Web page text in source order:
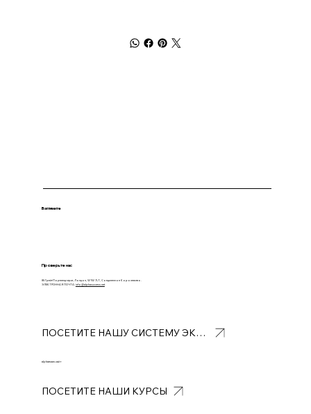
Взгляните
alphaexam.сайт
ПОСЕТИТЕ НАШУ СИСТЕМУ ЭКЗАМЕНОВ ALPHA
85 Грейт-Портленд-стрит, Лондон, W1W 7LT, Соединенное Королевство.
ЭЛЕКТРОННАЯ ПОЧТА: info@alphasuccess.net
Проверьте нас
ПОСЕТИТЕ НАШИ КУРСЫ